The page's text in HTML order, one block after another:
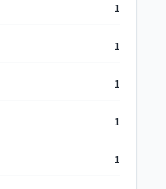
1
1
1
1
1